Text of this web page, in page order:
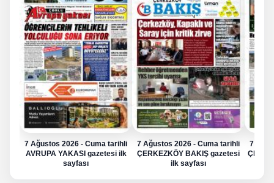
7 Ağustos 2026 - Cuma tarihli
AVRUPA YAKASI gazetesi ilk
sayfası
7 Ağustos 2026 - Cuma tarihli
ÇERKEZKÖY BAKIŞ gazetesi
ilk sayfası
7